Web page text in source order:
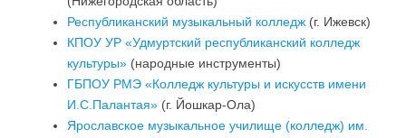
Республиканский музыкальный колледж (г. Ижевск)
КПОУ УР «Удмуртский республиканский колледж
культуры» (народные инструменты)
ГБПОУ РМЭ «Колледж культуры и искусств имени
И.С.Палантая» (г. Йошкар-Ола)
Ярославское музыкальное училище (колледж) им.